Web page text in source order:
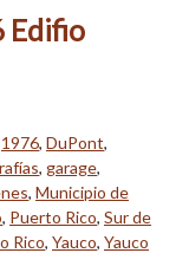
Edifio
1976, DuPont,
, garage,
, Municipio de
, Puerto Rico, Sur de
Rico, Yauco, Yauco